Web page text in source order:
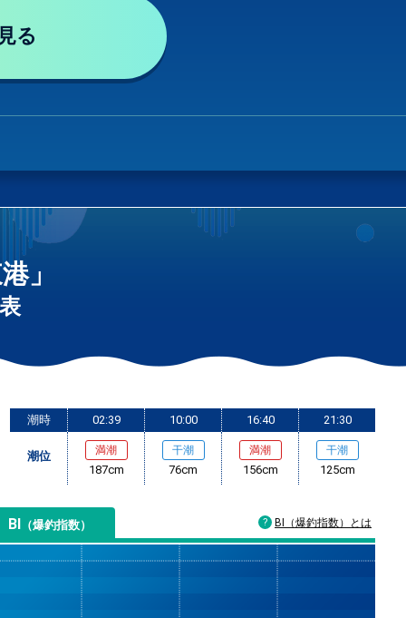
る
」
潮時
潮位
02:39
満潮
187cm
10:00
干潮
76cm
16:40
満潮
156cm
21:30
干潮
125cm
BI （爆釣指数） BI（爆釣指数）とは